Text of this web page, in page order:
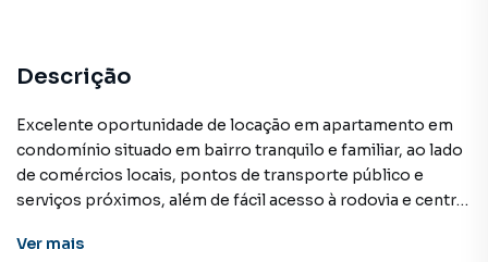
Descrição
Excelente oportunidade de locação em apartamento em
condomínio situado em bairro tranquilo e familiar, ao lado
de comércios locais, pontos de transporte público e
serviços próximos, além de fácil acesso à rodovia e centro
quartos, banheiro social e área de serviço. VALOR: 1.450,00
Ver mais